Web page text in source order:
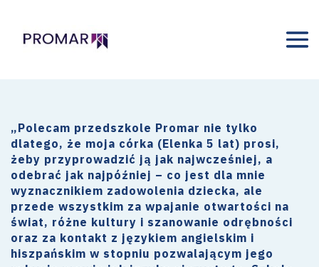
„Polecam przedszkole Promar nie tylko
dlatego, że moja córka (Elenka 5 lat) prosi,
żeby przyprowadzić ją jak najwcześniej, a
odebrać jak najpóźniej – co jest dla mnie
wyznacznikiem zadowolenia dziecka, ale
przede wszystkim za wpajanie otwartości na
świat, różne kultury i szanowanie odrębności
oraz za kontakt z językiem angielskim i
hiszpańskim w stopniu pozwalającym jego